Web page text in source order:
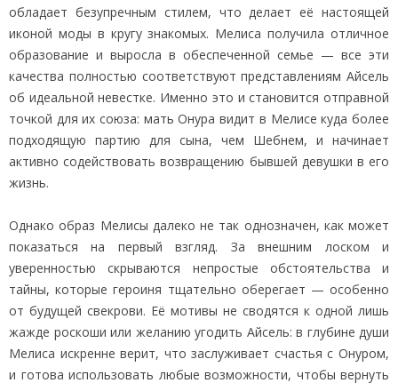
обладает безупречным стилем, что делает её настоящей
иконой моды в кругу знакомых. Мелиса получила отличное
образование и выросла в обеспеченной семье — все эти
качества полностью соответствуют представлениям Айсель
об идеальной невестке. Именно это и становится отправной
точкой для их союза: мать Онура видит в Мелисе куда более
подходящую партию для сына, чем Шебнем, и начинает
активно содействовать возвращению бывшей девушки в его
жизнь.
Однако образ Мелисы далеко не так однозначен, как может
показаться на первый взгляд. За внешним лоском и
уверенностью скрываются непростые обстоятельства и
тайны, которые героиня тщательно оберегает — особенно
от будущей свекрови. Её мотивы не сводятся к одной лишь
жажде роскоши или желанию угодить Айсель: в глубине души
Мелиса искренне верит, что заслуживает счастья с Онуром,
и готова использовать любые возможности, чтобы вернуть